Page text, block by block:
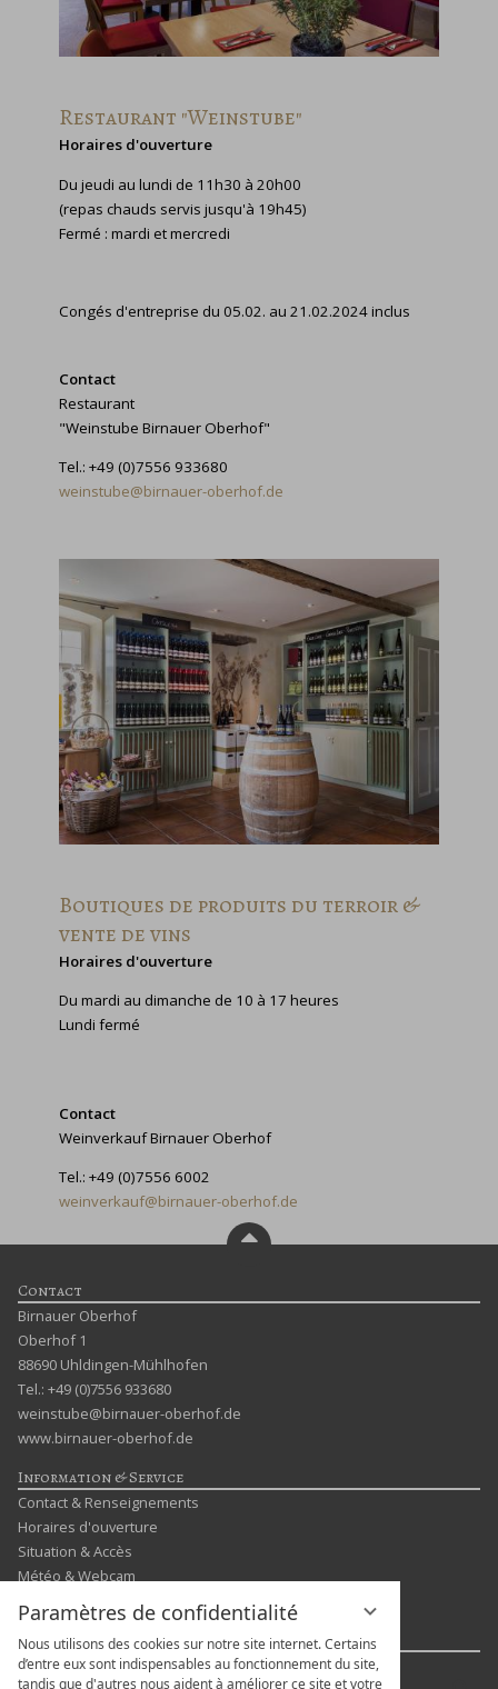
Paramètres de confidentialité
Nous utilisons des cookies sur notre site internet. Certains
d’entre eux sont indispensables au fonctionnement du site,
tandis que d'autres nous aident à améliorer ce site et votre
Restaurant "Weinstube"
Horaires d'ouverture
Du jeudi au lundi de 11h30 à 20h00
(repas chauds servis jusqu'à 19h45)
Fermé : mardi et mercredi
Congés d'entreprise du 05.02. au 21.02.2024 inclus
Contact
Restaurant
"Weinstube Birnauer Oberhof"
Tel.: +49 (0)7556 933680
weinstube@birnauer-oberhof.de
Boutiques de produits du terroir &
vente de vins
Horaires d'ouverture
Du mardi au dimanche de 10 à 17 heures
Lundi fermé
Contact
Weinverkauf Birnauer Oberhof
Tel.: +49 (0)7556 6002
weinverkauf@birnauer-oberhof.de
Contact
Birnauer Oberhof
Oberhof 1
88690 Uhldingen-Mühlhofen
Tel.: +49 (0)7556 933680
weinstube@birnauer-oberhof.de
www.birnauer-oberhof.de
Information & Service
Contact & Renseignements
Horaires d'ouverture
Situation & Accès
Météo & Webcam
Impressions
Langues & plus
Saisissez